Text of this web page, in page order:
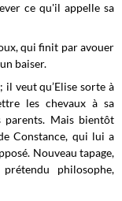
ce qu'il appelle sa
qui finit par avouer
baiser.
il veut qu’Elise sorte à
les chevaux à sa
Mais bientôt
Constance, qui lui a
Nouveau tapage,
philosophe,